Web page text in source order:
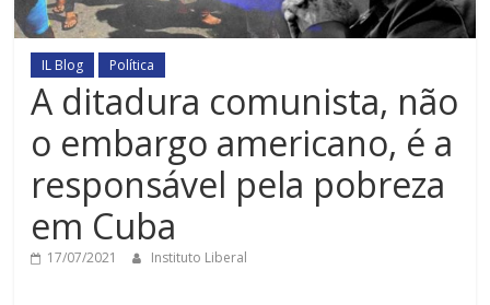
IL Blog Política
A ditadura comunista, não
o embargo americano, é a
responsável pela pobreza
em Cuba
17/07/2021 Instituto Liberal